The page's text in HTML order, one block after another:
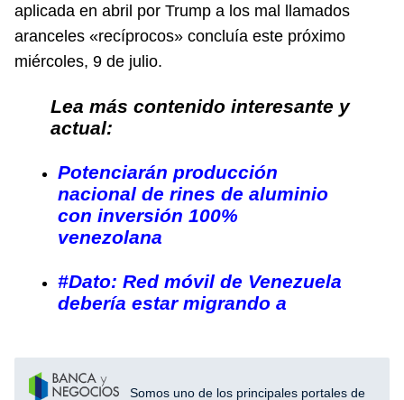
aplicada en abril por Trump a los mal llamados
aranceles «recíprocos» concluía este próximo
miércoles, 9 de julio.
Lea más contenido interesante y
actual:
Potenciarán producción
nacional de rines de aluminio
con inversión 100%
venezolana
#Dato: Red móvil de Venezuela
debería estar migrando a
Somos uno de los principales portales de